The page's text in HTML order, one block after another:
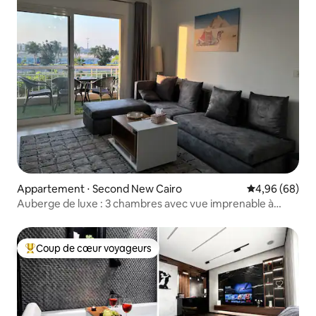
Appartement ⋅ Second New Cairo Évaluation
4,96 (68)
Auberge de luxe : 3 chambres avec vue imprenable à
Coups de cœur voyageurs les plus appréciés
Coup de cœur voyageurs